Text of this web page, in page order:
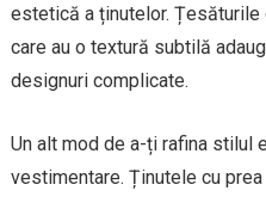
estetică a ținutelor.
care au o textură subtilă
designuri complicate.
Un alt mod de a-ți rafina
vestimentare. Ținutele cu